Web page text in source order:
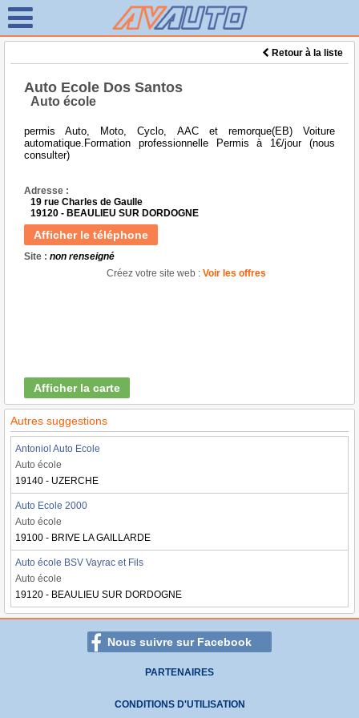
Retour à la liste
Auto Ecole Dos Santos
Auto école
permis Auto, Moto, Cyclo, AAC et remorque(EB) Voiture
automatique.Formation professionnelle Permis à 1€/jour (nous
consulter)
Adresse :
19 rue Charles de Gaulle
19120 - BEAULIEU SUR DORDOGNE
Afficher le téléphone
Site : non renseigné
Créez votre site web : Voir les offres
Afficher la carte
Autres suggestions
Antoniol Auto Ecole
Auto école
19140 - UZERCHE
Auto Ecole 2000
Auto école
19100 - BRIVE LA GAILLARDE
Auto école BSV Vayrac et Fils
Auto école
19120 - BEAULIEU SUR DORDOGNE
Nous suivre sur Facebook
PARTENAIRES
CONDITIONS D'UTILISATION